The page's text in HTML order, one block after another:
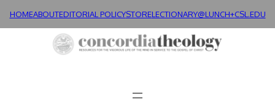
HOMEABOUTEDITORIAL POLICYSTORELECTIONARY@LUNCH+CSL.EDU